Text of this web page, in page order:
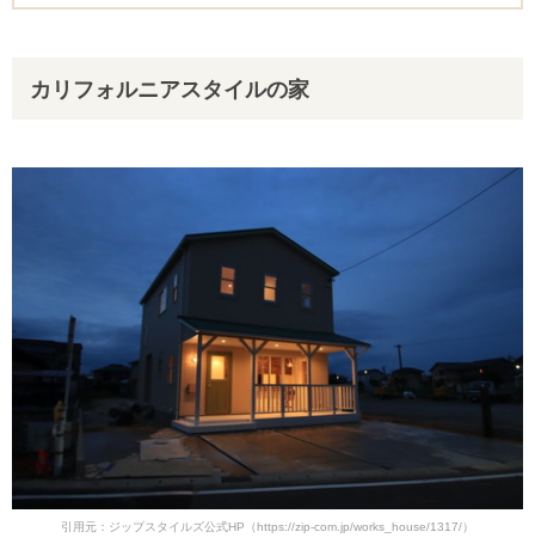
カリフォルニアスタイルの家
引用元：ジップスタイルズ公式HP（https://zip-com.jp/works_house/1317/）